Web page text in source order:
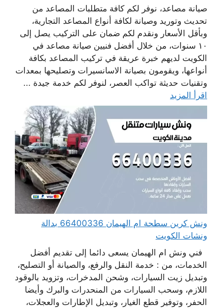
صيانة مصاعد، نوفر لكم كافة متطلبات المصاعد من
تحديث وتوريد وصيانة لكافة أنواع المصاعد التجارية،
وبأقل الأسعار ونقدم لكم ضمان على التركيب يصل إلى
١٠ سنوات، من خلال أفضل فنيين صيانة مصاعد في
الكويت لديهم خبرة عريقة في تركيب المصاعد بكافة
أنواعها، ويقومون بصيانة الاسانسيرات وتصليحها بمعدات
وتقنيات حديثة تواكب العصر، لنوفر لكم خدمة جيدة ...
اقرأ المزيد
ونش كرين سطحة ام الهيمان 66400336 بدالة
ونشات الكويت
فني ونش ام الهيمان يسعى دائما إلى تقديم أفضل
الخدمات، من : خدمة النقل والرفع، والصيانة أو التصليح،
وتبديل زيت السيارات، وشحن المدخرات، وتزويد بالوقود
اللازم، وسحب السيارات من المنحدرات والبرك وأيضا
الحفر، وتوفير قطع الغيار، وتبديل الإطارات والعجلات،